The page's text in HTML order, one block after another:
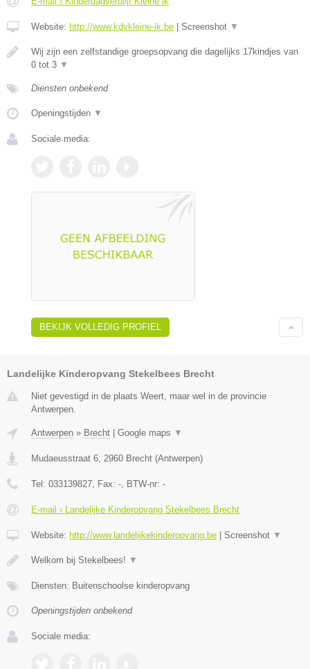
Website: http://www.kdvkleine-ik.be | Screenshot ▼
Wij zijn een zelfstandige groepsopvang die dagelijks 17kindjes van
0 tot 3 ▼
Diensten onbekend
Openingstijden ▼
Sociale media:
BEKIJK VOLLEDIG PROFIEL
Landelijke Kinderopvang Stekelbees Brecht
Niet gevestigd in de plaats Weert, maar wel in de provincie
Antwerpen.
Antwerpen » Brecht Google maps ▼
Mudaeusstraat 6, 2960 Brecht (Antwerpen)
Tel: 033139827, Fax: -, BTW-nr: -
E-mail › Landelijke Kinderopvang Stekelbees Brecht
Website: http://www.landelijkekinderopvang.be Screenshot ▼
Welkom bij Stekelbees! ▼
Diensten: Buitenschoolse kinderopvang
Openingstijden onbekend
Sociale media: